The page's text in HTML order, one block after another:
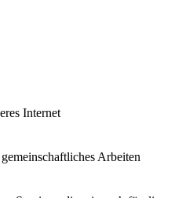
Internet
Arbeiten